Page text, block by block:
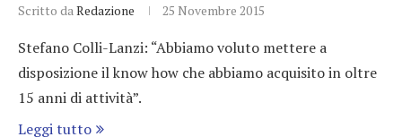
Scritto da Redazione 25 Novembre 2015
Stefano Colli-Lanzi: “Abbiamo voluto mettere a
disposizione il know how che abbiamo acquisito in oltre
15 anni di attività”.
Leggi tutto